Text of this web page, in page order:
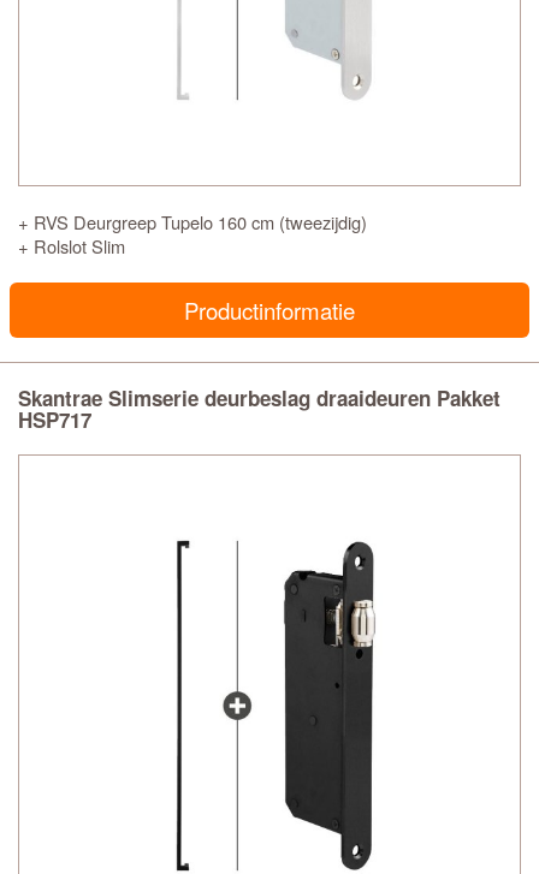
+ RVS Deurgreep Tupelo 160 cm (tweezijdig)
+ Rolslot Slim
Productinformatie
Skantrae Slimserie deurbeslag draaideuren Pakket
HSP717